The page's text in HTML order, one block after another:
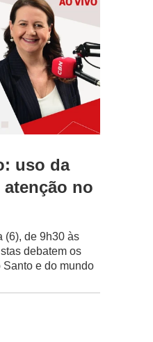
uso da
atenção no
(6), de 9h30 às
debatem os
e do mundo